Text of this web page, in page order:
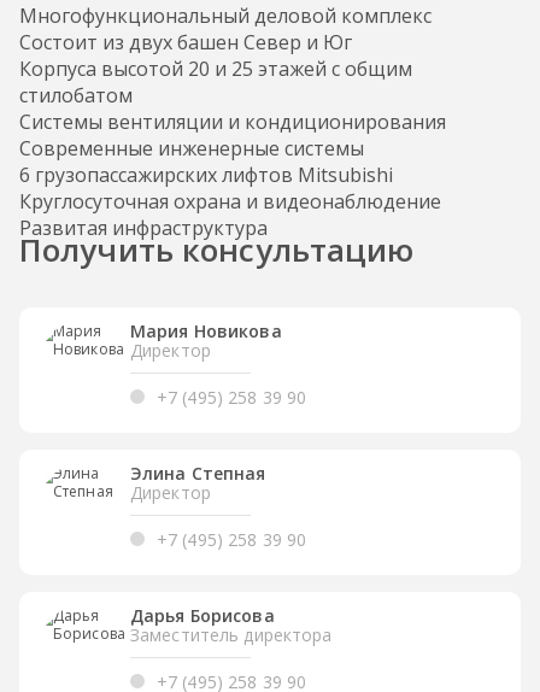
Многофункциональный деловой комплекс
Состоит из двух башен Север и Юг
Корпуса высотой 20 и 25 этажей с общим
стилобатом
Системы вентиляции и кондиционирования
Современные инженерные системы
6 грузопассажирских лифтов Mitsubishi
Круглосуточная охрана и видеонаблюдение
Развитая инфраструктура
Получить консультацию
Мария Новикова
Директор
+7 (495) 258 39 90
Элина Степная
Директор
+7 (495) 258 39 90
Дарья Борисова
Заместитель директора
+7 (495) 258 39 90